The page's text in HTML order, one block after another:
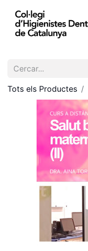
Tots els Productes